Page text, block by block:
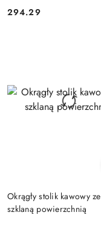
Cena:
294.29
Okrągły stolik kawowy ze
szklaną powierzchnią